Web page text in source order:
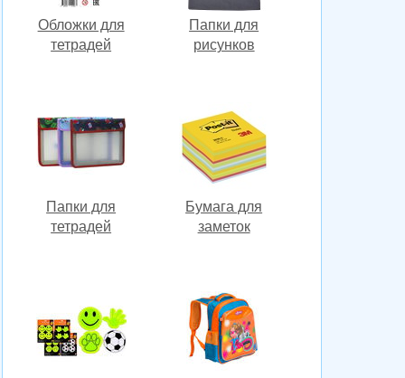
Обложки для
тетрадей
Папки для
рисунков
Папки для
тетрадей
Бумага для
заметок